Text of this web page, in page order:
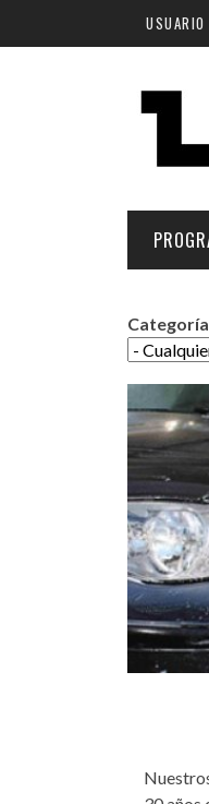
Pasar al contenido principal
USUARIO
Categoría